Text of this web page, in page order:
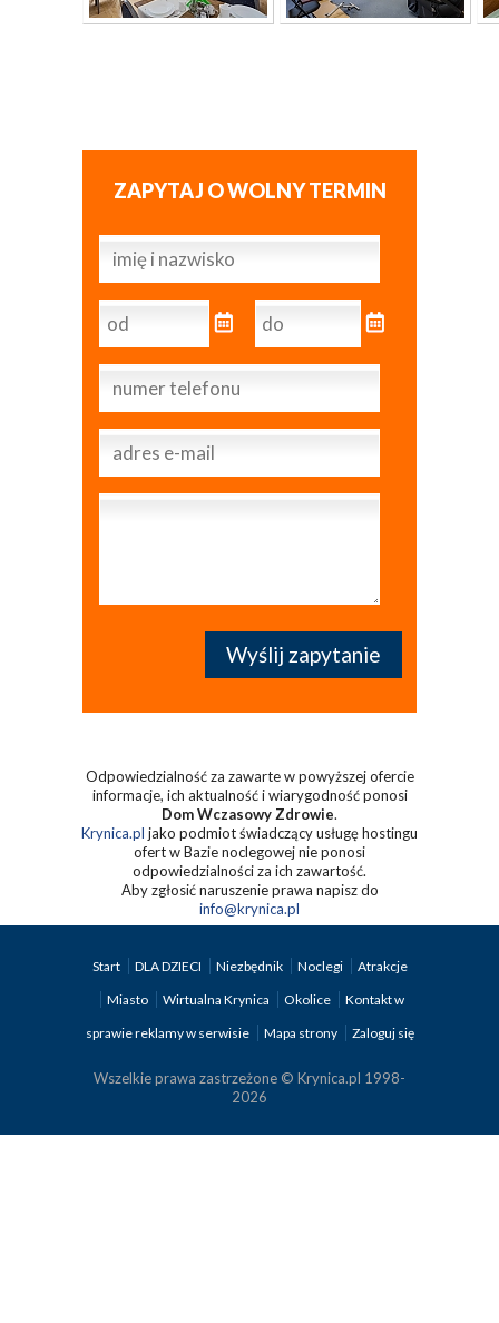
ZAPYTAJ O WOLNY TERMIN
Odpowiedzialność za zawarte w powyższej ofercie
informacje, ich aktualność i wiarygodność ponosi
Dom Wczasowy Zdrowie.
Krynica.pl jako podmiot świadczący usługę hostingu
ofert w Bazie noclegowej nie ponosi
odpowiedzialności za ich zawartość.
Aby zgłosić naruszenie prawa napisz do
info@krynica.pl
Start DLA DZIECI Niezbędnik Noclegi
Atrakcje
Miasto
Wirtualna Krynica Okolice
Kontakt w
sprawie reklamy w serwisie
Mapa strony Zaloguj się
Wszelkie prawa zastrzeżone © Krynica.pl 1998-
2026